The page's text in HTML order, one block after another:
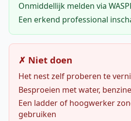
Onmiddellijk melden via
Een erkend professional
✗ Niet doen
Het nest zelf proberen te
Besproeien met water,
Een ladder of hoogwerker
gebruiken